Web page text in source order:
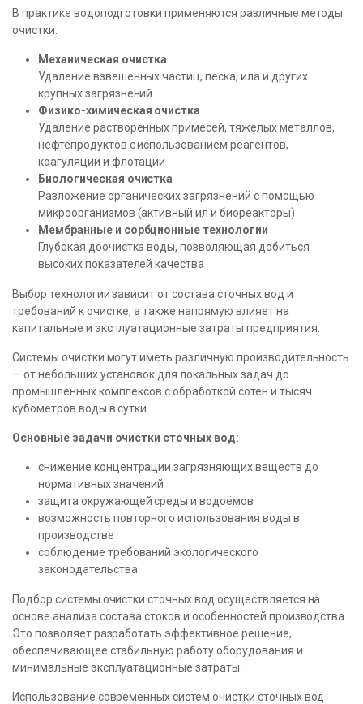
В практике водоподготовки применяются различные методы
очистки:
Механическая очистка
Удаление взвешенных частиц, песка, ила и других
крупных загрязнений
Физико-химическая очистка
Удаление растворённых примесей, тяжёлых металлов,
нефтепродуктов с использованием реагентов,
коагуляции и флотации
Биологическая очистка
Разложение органических загрязнений с помощью
микроорганизмов (активный ил и биореакторы)
Мембранные и сорбционные технологии
Глубокая доочистка воды, позволяющая добиться
высоких показателей качества
Выбор технологии зависит от состава сточных вод и
требований к очистке, а также напрямую влияет на
капитальные и эксплуатационные затраты предприятия.
Системы очистки могут иметь различную производительность
— от небольших установок для локальных задач до
промышленных комплексов с обработкой сотен и тысяч
кубометров воды в сутки.
Основные задачи очистки сточных вод:
снижение концентрации загрязняющих веществ до
нормативных значений
защита окружающей среды и водоёмов
возможность повторного использования воды в
производстве
соблюдение требований экологического
законодательства
Подбор системы очистки сточных вод осуществляется на
основе анализа состава стоков и особенностей производства.
Это позволяет разработать эффективное решение,
обеспечивающее стабильную работу оборудования и
минимальные эксплуатационные затраты.
Использование современных систем очистки сточных вод